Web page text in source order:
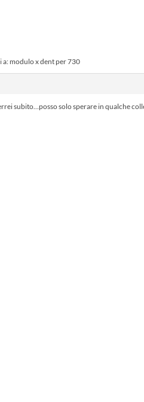
a: modulo x dent per 730
subito…posso solo sperare in qualche